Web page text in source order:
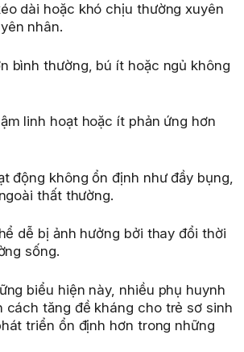
dài hoặc khó chịu thường xuyên
nhân.
bình thường, bú ít hoặc ngủ không
linh hoạt hoặc ít phản ứng hơn
động không ổn định như đầy bụng,
thất thường.
dễ bị ảnh hưởng bởi thay đổi thời
sống.
biểu hiện này, nhiều phụ huynh
cách tăng đề kháng cho trẻ sơ sinh
triển ổn định hơn trong những